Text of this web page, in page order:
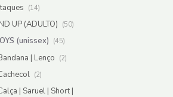
(14)
UP (ADULTO) (50)
(unissex) (45)
| Lenço (2)
(2)
| Saruel | Short |